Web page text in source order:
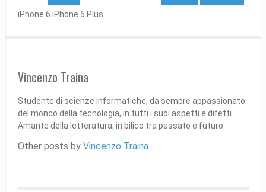
iPhone 6 iPhone 6 Plus
Vincenzo Traina
Studente di scienze informatiche, da sempre appassionato
del mondo della tecnologia, in tutti i suoi aspetti e difetti.
Amante della letteratura, in bilico tra passato e futuro.
Other posts by Vincenzo Traina